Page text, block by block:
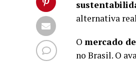
alternativa
O mercado
no Brasil. O